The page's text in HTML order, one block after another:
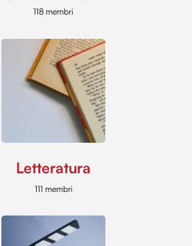
118 membri
Letteratura
111 membri